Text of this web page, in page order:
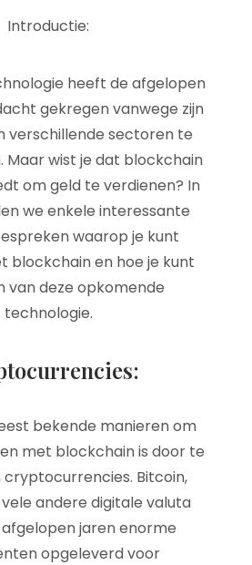
Introductie:
heeft de afgelopen
gekregen vanwege zijn
verschillende sectoren te
wist je dat blockchain
om geld te verdienen? In
we enkele interessante
waarop je kunt
blockchain en hoe je kunt
van deze opkomende
technologie.
bekende manieren om
met blockchain is door te
cryptocurrencies. Bitcoin,
andere digitale valuta
jaren enorme
opgeleverd voor